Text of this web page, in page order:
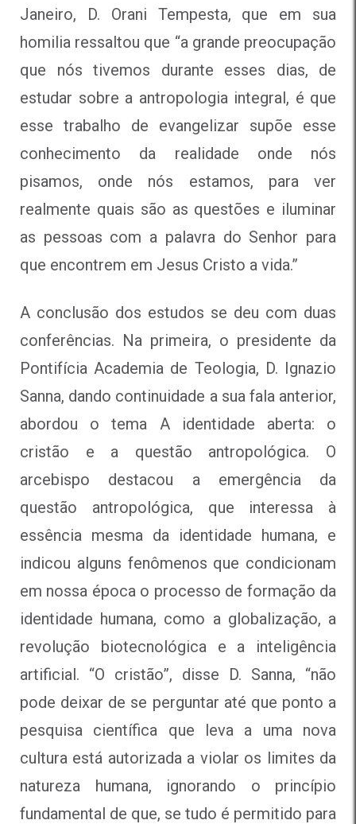
Janeiro, D. Orani Tempesta, que em sua
homilia ressaltou que “a grande preocupação
que nós tivemos durante esses dias, de
estudar sobre a antropologia integral, é que
esse trabalho de evangelizar supõe esse
conhecimento da realidade onde nós
pisamos, onde nós estamos, para ver
realmente quais são as questões e iluminar
as pessoas com a palavra do Senhor para
que encontrem em Jesus Cristo a vida.”
A conclusão dos estudos se deu com duas
conferências. Na primeira, o presidente da
Pontifícia Academia de Teologia, D. Ignazio
Sanna, dando continuidade a sua fala anterior,
abordou o tema A identidade aberta: o
cristão e a questão antropológica. O
arcebispo destacou a emergência da
questão antropológica, que interessa à
essência mesma da identidade humana, e
indicou alguns fenômenos que condicionam
em nossa época o processo de formação da
identidade humana, como a globalização, a
revolução biotecnológica e a inteligência
artificial. “O cristão”, disse D. Sanna, “não
pode deixar de se perguntar até que ponto a
pesquisa científica que leva a uma nova
cultura está autorizada a violar os limites da
natureza humana, ignorando o princípio
fundamental de que, se tudo é permitido para